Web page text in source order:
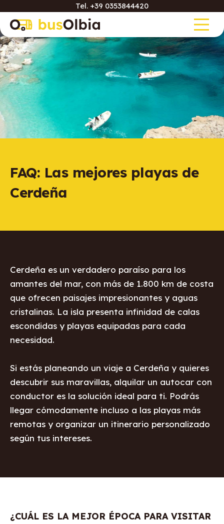
Tel. +39 0353844420
FAQ: Las mejores playas de
Cerdeña
Cerdeña es un verdadero paraíso para los
amantes del mar, con más de 1.800 km de costa
que ofrecen paisajes impresionantes y aguas
cristalinas. La isla presenta infinidad de calas
escondidas y playas equipadas para cada
necesidad.
Si estás planeando un viaje a Cerdeña y quieres
descubrir sus maravillas, alquilar un autocar con
conductor es la solución ideal para ti. Podrás
llegar cómodamente incluso a las playas más
remotas y organizar un itinerario personalizado
según tus intereses.
¿CUÁL ES LA MEJOR ÉPOCA PARA VISITAR